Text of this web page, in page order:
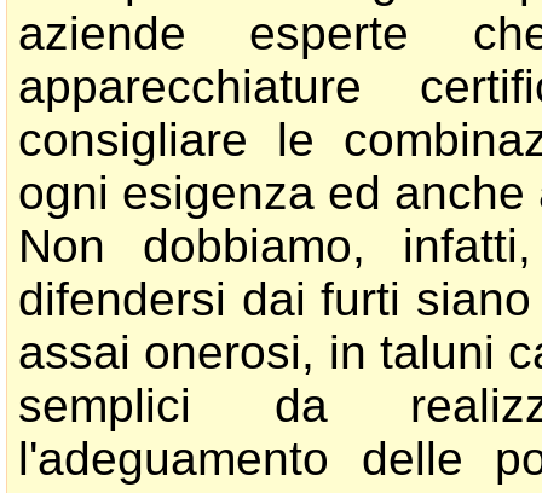
aziende esperte
apparecchiature
consigliare le
ogni esigenza ed
Non dobbiamo,
difendersi dai furti
assai onerosi, in taluni
semplici da
l'adeguamento delle